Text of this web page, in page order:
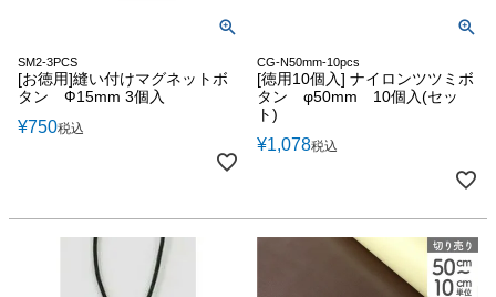
SM2-3PCS
[お徳用]縫い付けマグネットボ
タン Ф15mm 3個入
¥750税込
CG-N50mm-10pcs
[徳用10個入] ナイロンツツミボ
タン φ50mm 10個入(セッ
ト)
¥1,078税込